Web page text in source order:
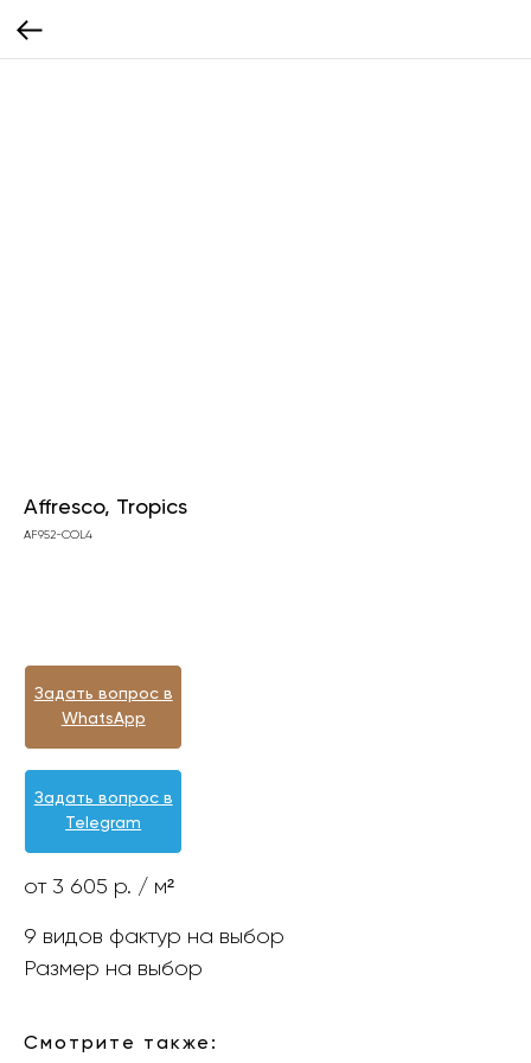
Affresco, Tropics
AF952-COL4
Задать вопрос в
WhatsApp
Задать вопрос в
Telegram
от 3 605 р. / м²
9 видов фактур на выбор
Размер на выбор
Смотрите также: